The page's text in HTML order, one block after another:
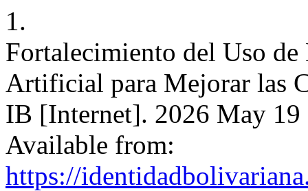
1.
Fortalecimiento del Uso
Artificial para Mejorar las
IB [Internet]. 2026 May
Available from:
https://